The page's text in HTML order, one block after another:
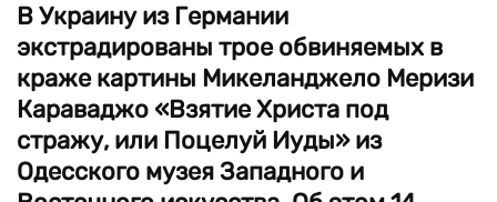
В Украину из Германии
экстрадированы трое обвиняемых в
краже картины Микеланджело Меризи
Караваджо «Взятие Христа под
стражу, или Поцелуй Иуды» из
Одесского музея Западного и